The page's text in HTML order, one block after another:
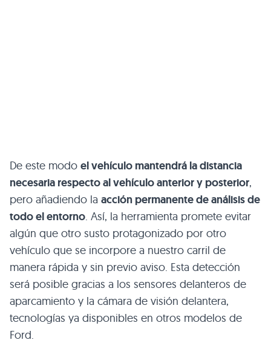
De este modo el vehículo mantendrá la distancia
necesaria respecto al vehículo anterior y posterior,
pero añadiendo la acción permanente de análisis de
todo el entorno. Así, la herramienta promete evitar
algún que otro susto protagonizado por otro
vehículo que se incorpore a nuestro carril de
manera rápida y sin previo aviso. Esta detección
será posible gracias a los sensores delanteros de
aparcamiento y la cámara de visión delantera,
tecnologías ya disponibles en otros modelos de
Ford.